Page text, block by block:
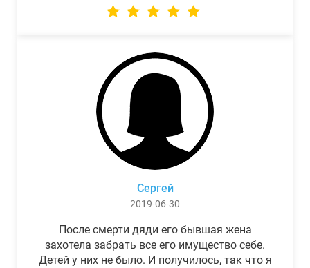
Сергей
2019-06-30
После смерти дяди его бывшая жена
захотела забрать все его имущество себе.
Детей у них не было. И получилось, так что я